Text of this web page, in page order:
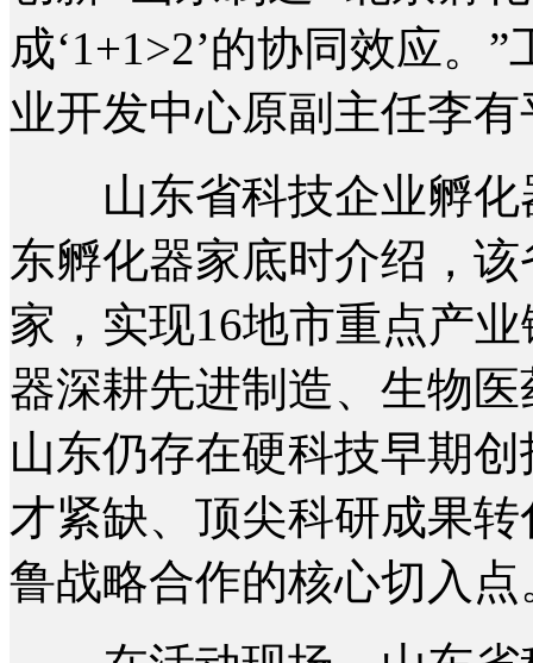
成‘1+1>2’的协同效应。
业开发中心原副主任李
山东省科技企业孵化
东孵化器家底时介绍，
家，实现16地市重点产
器深耕先进制造、生物
山东仍存在硬科技早期
才紧缺、顶尖科研成果
鲁战略合作的核心切入点